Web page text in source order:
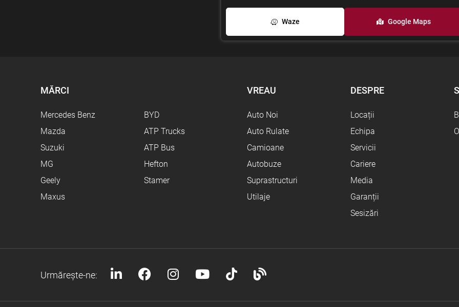
Waze Google Maps
MĂRCI
Mercedes Benz
Mazda
Suzuki
MG
Geely
Maxus
BYD
ATP Trucks
ATP Bus
Hefton
Stamer
VREAU
Auto Noi
Auto Rulate
Camioane
Autobuze
Suprastructuri
Utilaje
DESPRE
Locații
Echipa
Servicii
Cariere
Media
Garanții
Sesizări
Urmărește-ne: